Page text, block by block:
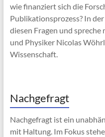
wie finanziert sich die
Publikationsprozess? In
diesen Fragen und
und Physiker Nicolas
Wissenschaft.
Nachgefragt
Nachgefragt ist ein
mit Haltung. Im Fokus